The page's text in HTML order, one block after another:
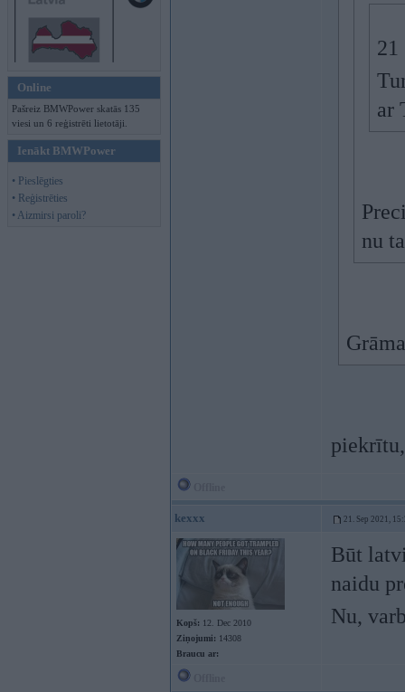
Online
Pašreiz BMWPower skatās 135
viesi un 6 reģistrēti lietotāji.
Ienākt BMWPower
• Pieslēgties
• Reģistrēties
• Aizmirsi paroli?
21
ar
nu
kexxx 21. Sep 2021,
Kopš: 12. Dec 2010
Ziņojumi: 14308
Braucu ar:
Būt
naidu
Nu,